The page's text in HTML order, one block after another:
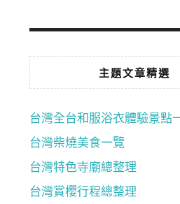
主題文章精選
台灣全台和服浴衣體驗景點
台灣柴燒美食一覽
台灣特色寺廟總整理
台灣賞櫻行程總整理